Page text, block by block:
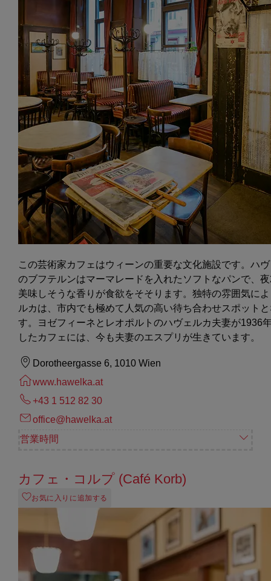
この芸術家カフェはウィーンの重要な文化施設です。ハ
のブフテルンはマーマレードを入れたソフトなパンで、
美味しそうな香りが食欲をそそります。独特の雰囲気に
ルカは、市内でも極めて人気の高い待ち合わせスポット
す。ヨゼフィーネとレオポルトのハヴェルカ夫妻が1936
したカフェには、今も夫妻のエスプリが生きています。
Dorotheergasse 6, 1010 Wien
www.hawelka.at
+43 1 512 82 30
office@hawelka.at
営業時間
カフェ・コルプ (Café Korb)
お気に入りに追加する